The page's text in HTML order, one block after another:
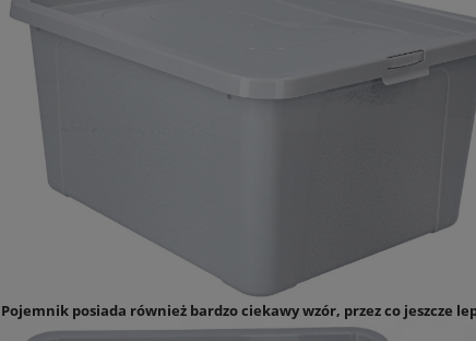
Pojemnik posiada również bardzo ciekawy wzór, przez co jeszcze